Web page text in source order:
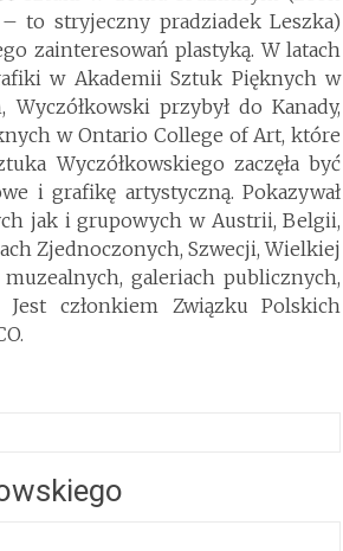
to stryjeczny pradziadek Leszka)
zainteresowań plastyką. W latach
w Akademii Sztuk Pięknych w
przybył do Kanady,
w Ontario College of Art, które
Wyczółkowskiego zaczęła być
i grafikę artystyczną. Pokazywał
jak i grupowych w Austrii, Belgii,
Zjednoczonych, Szwecji, Wielkiej
galeriach publicznych,
członkiem Związku Polskich